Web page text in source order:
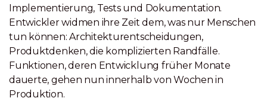
Implementierung, Tests und Dokumentation.
Entwickler widmen ihre Zeit dem, was nur Menschen
tun können: Architekturentscheidungen,
Produktdenken, die komplizierten Randfälle.
Funktionen, deren Entwicklung früher Monate
dauerte, gehen nun innerhalb von Wochen in
Produktion.